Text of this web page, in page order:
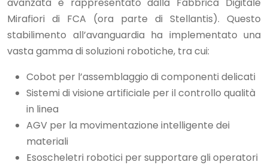
Mirafiori di FCA (ora parte di Stellantis). Questo
stabilimento all’avanguardia ha implementato una
vasta gamma di soluzioni robotiche, tra cui:
Cobot per l’assemblaggio di componenti delicati
Sistemi di visione artificiale per il controllo qualità
in linea
AGV per la movimentazione intelligente dei
materiali
Esoscheletri robotici per supportare gli operatori